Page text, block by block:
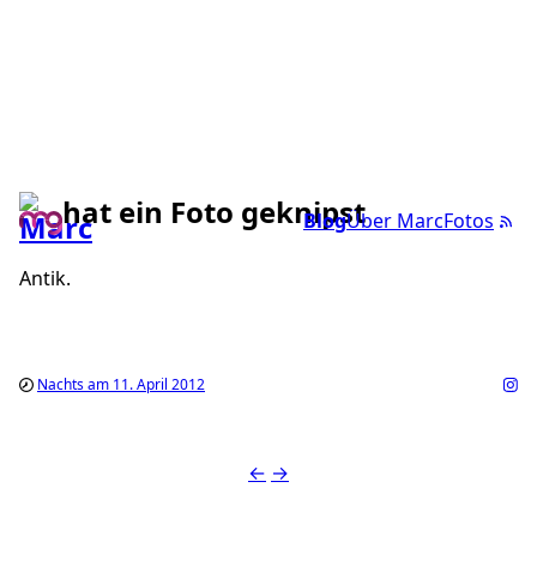
BlogÜber MarcFotos
hat ein Foto geknipst
Antik.
Nachts am 11. April 2012
← →